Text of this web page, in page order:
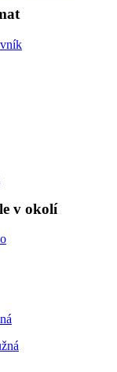
v okolí